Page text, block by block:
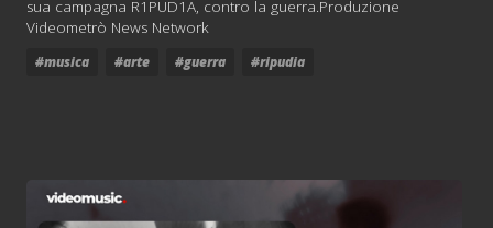
sua campagna R1PUD1A, contro la guerra.Produzione
Videometrò News Network
#musica #arte #guerra #ripudia